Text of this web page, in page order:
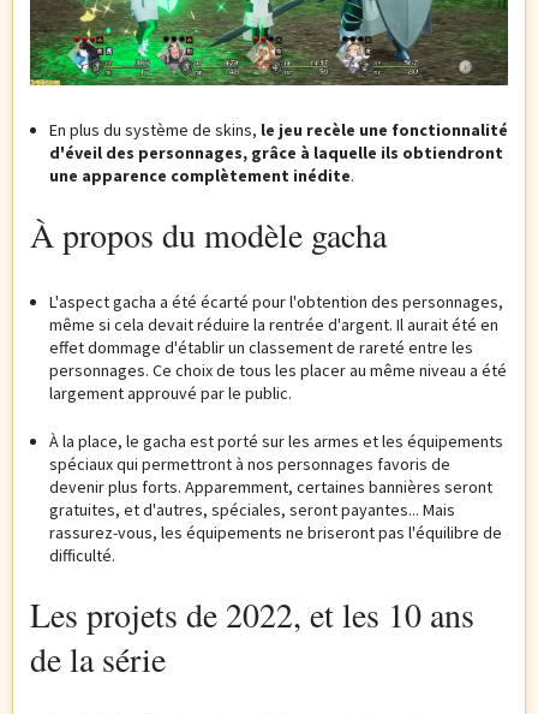
En plus du système de skins, le jeu recèle une fonctionnalité
d'éveil des personnages, grâce à laquelle ils obtiendront
une apparence complètement inédite.
À propos du modèle gacha
L'aspect gacha a été écarté pour l'obtention des personnages,
même si cela devait réduire la rentrée d'argent. Il aurait été en
effet dommage d'établir un classement de rareté entre les
personnages. Ce choix de tous les placer au même niveau a été
largement approuvé par le public.
À la place, le gacha est porté sur les armes et les équipements
spéciaux qui permettront à nos personnages favoris de
devenir plus forts. Apparemment, certaines bannières seront
gratuites, et d'autres, spéciales, seront payantes... Mais
rassurez-vous, les équipements ne briseront pas l'équilibre de
difficulté.
Les projets de 2022, et les 10 ans
de la série